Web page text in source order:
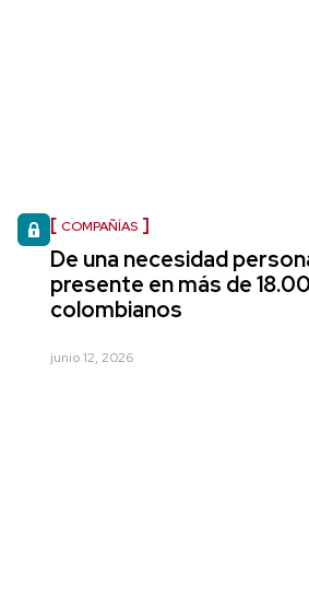
COMPAÑÍAS
De una necesidad
presente en más de
colombianos
junio 12, 2026